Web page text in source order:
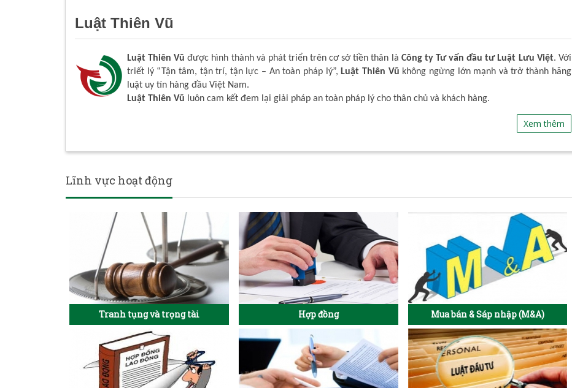
Luật Thiên Vũ
Luật Thiên Vũ được hình thành và phát triển trên cơ sở tiền thân là Công ty Tư vấn đầu tư Luật Lưu Việt. Với
triết lý “Tận tâm, tận trí, tận lực – An toàn pháp lý”,Luật Thiên Vũ không ngừng lớn mạnh và trở thành hãng
luật uy tín hàng đầu Việt Nam.
Luật Thiên Vũ luôn cam kết đem lại giải pháp an toàn pháp lý cho thân chủ và khách hàng.
Xem thêm
Lĩnh vực hoạt động
Tranh tụng và trọng tài Hợp đồng Mua bán & Sáp nhập (M&A)